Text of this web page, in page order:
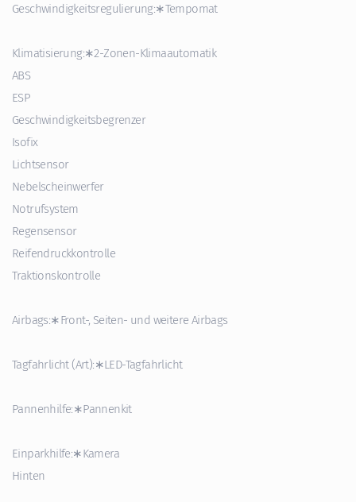
Geschwindigkeitsregulierung:∗Tempomat
Klimatisierung:∗2-Zonen-Klimaautomatik
ABS
ESP
Geschwindigkeitsbegrenzer
Isofix
Lichtsensor
Nebelscheinwerfer
Notrufsystem
Regensensor
Reifendruckkontrolle
Traktionskontrolle
Airbags:∗Front-, Seiten- und weitere Airbags
Tagfahrlicht (Art):∗LED-Tagfahrlicht
Pannenhilfe:∗Pannenkit
Einparkhilfe:∗Kamera
Hinten